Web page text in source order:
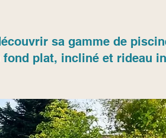
sa gamme de
fond plat, incliné et rideau